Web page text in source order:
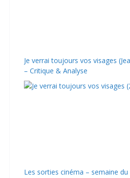
Je verrai toujours vos visages
– Critique & Analyse
Les sorties cinéma – semaine du